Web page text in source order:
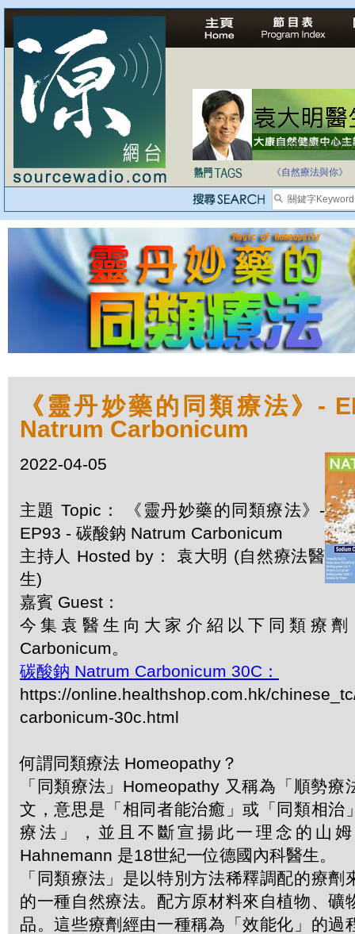
法治社會並不等同
自家教育合法化-
《自然療法與你》
《靈丹妙藥的同類療法》-
Natrum Carbonicum
2022-04-05
主題 Topic： 《靈丹妙藥的同類療法》-
EP93 - 碳酸鈉 Natrum Carbonicum
主持人 Hosted by： 袁大明 (自然療法醫
生)
嘉賓 Guest：
今集袁醫生向大家介紹以下同類療劑
Carbonicum。
碳酸鈉 Natrum Carbonicum 30C：
https://online.healthshop.com.hk/
carbonicum-30c.html
何謂同類療法 Homeopathy？
「同類療法」Homeopathy 又稱為「順勢療
文，意思是「相同者能治癒」或「同類相治
療法」，並且不斷宣揚此一理念的山
Hahnemann 是18世紀一位德國內科醫生。
「同類療法」是以特別方法稀釋調配的療劑
的一種自然療法。配方原材料來自植物、礦
品。這些療劑經由一種稱為「效能化」的過